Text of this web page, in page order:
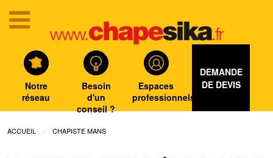
Notre
réseau
Besoin
d'un
conseil ?
Espaces
professionnels
DEMANDE
DE DEVIS
ACCUEIL CHAPISTE MANS